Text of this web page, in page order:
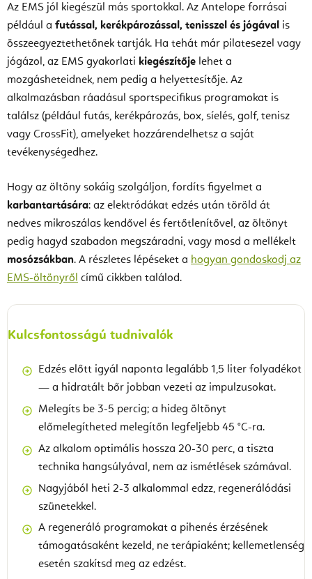
Az EMS jól kiegészül más sportokkal. Az Antelope forrásai
például a futással, kerékpározással, tenisszel és jógával is
összeegyeztethetőnek tartják. Ha tehát már pilatesezel vagy
jógázol, az EMS gyakorlati kiegészítője lehet a
mozgásheteidnek, nem pedig a helyettesítője. Az
alkalmazásban ráadásul sportspecifikus programokat is
találsz (például futás, kerékpározás, box, síelés, golf, tenisz
vagy CrossFit), amelyeket hozzárendelhetsz a saját
tevékenységedhez.
Hogy az öltöny sokáig szolgáljon, fordíts figyelmet a
karbantartására: az elektródákat edzés után töröld át
nedves mikroszálas kendővel és fertőtlenítővel, az öltönyt
pedig hagyd szabadon megszáradni, vagy mosd a mellékelt
mosózsákban. A részletes lépéseket a hogyan gondoskodj az
EMS-öltönyről című cikkben találod.
Kulcsfontosságú tudnivalók
Edzés előtt igyál naponta legalább 1,5 liter folyadékot
— a hidratált bőr jobban vezeti az impulzusokat.
Melegíts be 3-5 percig; a hideg öltönyt
előmelegítheted melegítőn legfeljebb 45 °C-ra.
Az alkalom optimális hossza 20-30 perc, a tiszta
technika hangsúlyával, nem az ismétlések számával.
Nagyjából heti 2-3 alkalommal edzz, regenerálódási
szünetekkel.
A regeneráló programokat a pihenés érzésének
támogatásaként kezeld, ne terápiaként; kellemetlenség
esetén szakítsd meg az edzést.